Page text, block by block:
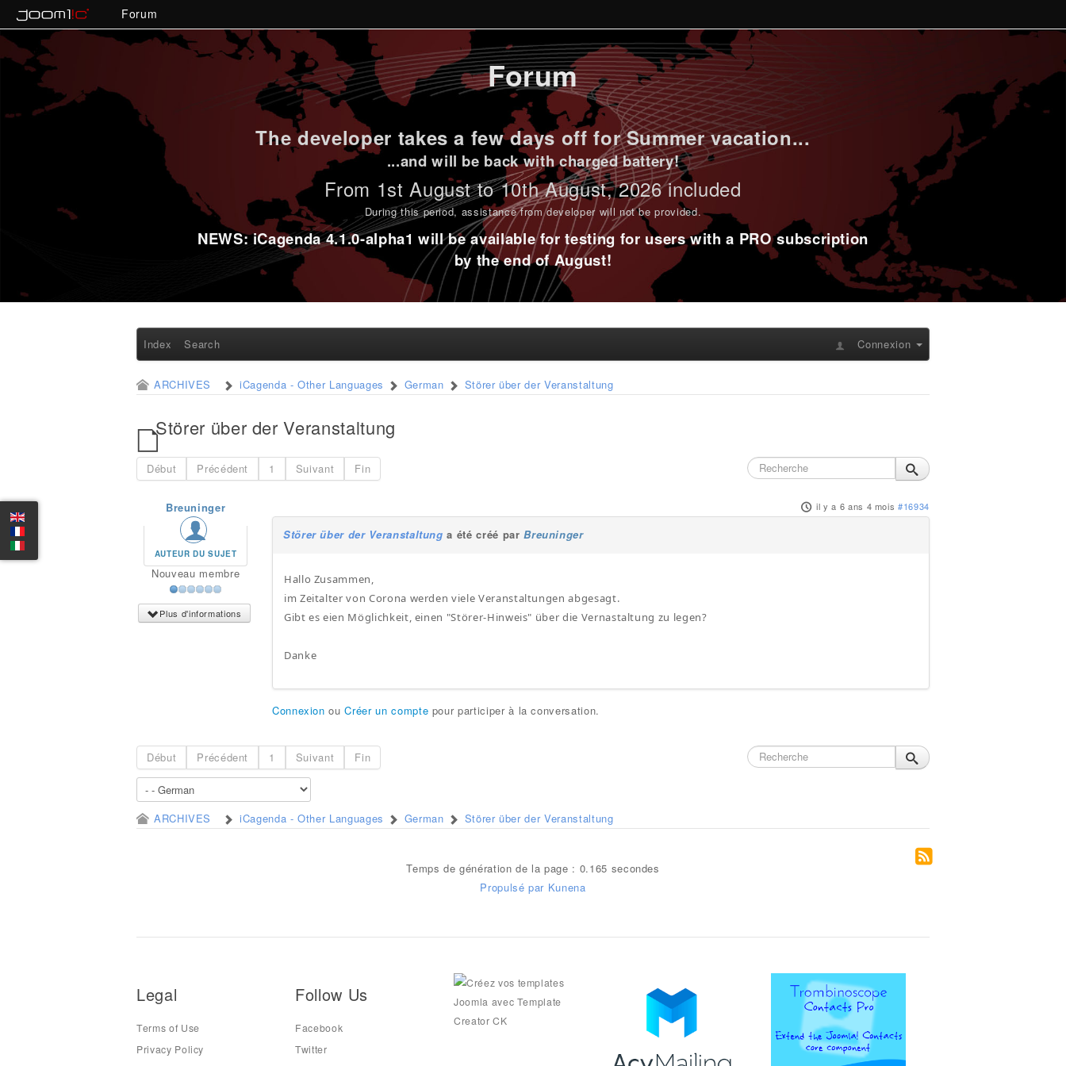
Forum
Forum
The developer takes a few days off for Summer vacation...
...and will be back with charged battery!
From 1st August to 10th August, 2026 included
During this period, assistance from developer will not be provided.
NEWS: iCagenda 4.1.0-alpha1 will be available for testing for users with a PRO subscription
by the end of August!
Index Search Connexion
ARCHIVES iCagenda - Other Languages German Störer über der Veranstaltung
Störer über der Veranstaltung
Début Précédent 1 Suivant Fin
Breuninger
AUTEUR DU SUJET
Nouveau membre
Plus d'informations
il y a 6 ans 4 mois #16934
Störer über der Veranstaltung a été créé parBreuninger
Hallo Zusammen,
im Zeitalter von Corona werden viele Veranstaltungen abgesagt.
Gibt es eien Möglichkeit, einen "Störer-Hinweis" über die Vernastaltung zu legen?
Danke
Connexion ouCréer un compte pour participer à la conversation.
Début Précédent 1 Suivant Fin
ARCHIVES iCagenda - Other Languages German Störer über der Veranstaltung
Temps de génération de la page : 0.165 secondes
Propulsé par Kunena
Legal
Terms of Use
Privacy Policy
Follow Us
Facebook
Twitter